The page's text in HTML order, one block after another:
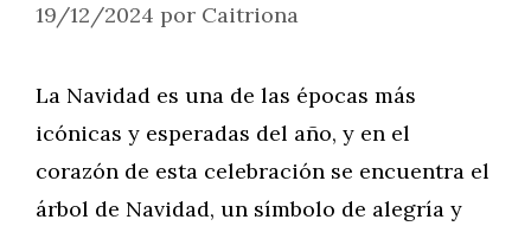
19/12/2024 por Caitriona
La Navidad es una de las épocas más
icónicas y esperadas del año, y en el
corazón de esta celebración se encuentra el
árbol de Navidad, un símbolo de alegría y